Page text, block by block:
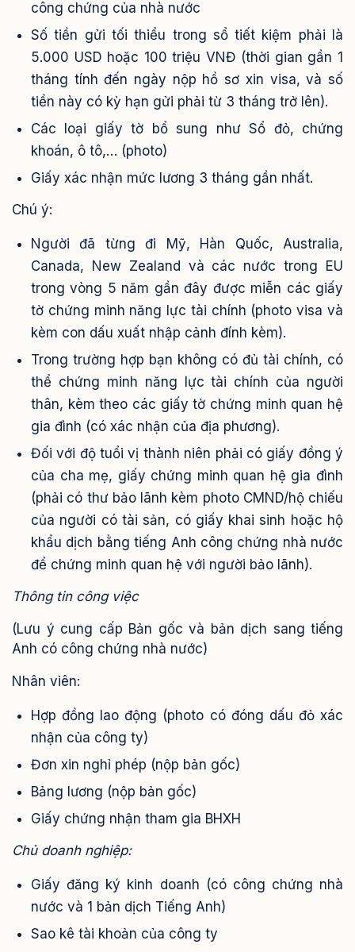
công chứng của nhà nước
Số tiền gửi tối thiểu trong sổ tiết kiệm phải là
5.000 USD hoặc 100 triệu VNĐ (thời gian gần 1
tháng tính đến ngày nộp hồ sơ xin visa, và số
tiền này có kỳ hạn gửi phải từ 3 tháng trở lên).
Các loại giấy tờ bổ sung như Sổ đỏ, chứng
khoán, ô tô,… (photo)
Giấy xác nhận mức lương 3 tháng gần nhất.
Chú ý:
Người đã từng đi Mỹ, Hàn Quốc, Australia,
Canada, New Zealand và các nước trong EU
trong vòng 5 năm gần đây được miễn các giấy
tờ chứng minh năng lực tài chính (photo visa và
kèm con dấu xuất nhập cảnh đính kèm).
Trong trường hợp bạn không có đủ tài chính, có
thể chứng minh năng lực tài chính của người
thân, kèm theo các giấy tờ chứng minh quan hệ
gia đình (có xác nhận của địa phương).
Đối với độ tuổi vị thành niên phải có giấy đồng ý
của cha mẹ, giấy chứng minh quan hệ gia đình
(phải có thư bảo lãnh kèm photo CMND/hộ chiếu
của người có tài sản, có giấy khai sinh hoặc hộ
khẩu dịch bằng tiếng Anh công chứng nhà nước
để chứng minh quan hệ với người bảo lãnh).
Thông tin công việc
(Lưu ý cung cấp Bản gốc và bản dịch sang tiếng
Anh có công chứng nhà nước)
Nhân viên:
Hợp đồng lao động (photo có đóng dấu đỏ xác
nhận của công ty)
Đơn xin nghỉ phép (nộp bản gốc)
Bảng lương (nộp bản gốc)
Giấy chứng nhận tham gia BHXH
Chủ doanh nghiệp:
Giấy đăng ký kinh doanh (có công chứng nhà
nước và 1 bản dịch Tiếng Anh)
Sao kê tài khoản của công ty